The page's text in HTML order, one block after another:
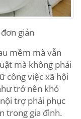
giản
mềm mà vẫn
mà không phải
công việc xã hội
trở nên khó
trợ phải phục
trong gia đình.